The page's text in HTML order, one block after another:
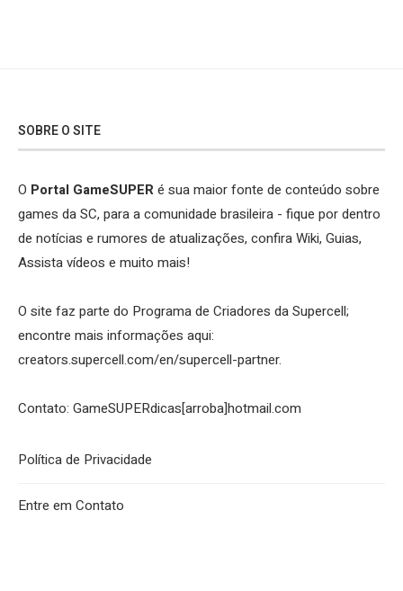
SOBRE O SITE
O Portal GameSUPERé sua maior fonte de conteúdo sobre
games da SC, para a comunidade brasileira - fique por dentro
de notícias e rumores de atualizações, confira Wiki, Guias,
Assista vídeos e muito mais!
O site faz parte do Programa de Criadores da Supercell;
encontre mais informações aqui:
creators.supercell.com/en/supercell-partner.
Contato: GameSUPERdicas[arroba]hotmail.com
Política de Privacidade
Entre em Contato